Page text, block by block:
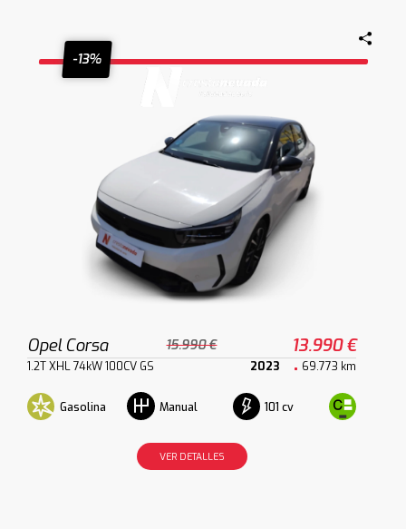
-13%
Opel Corsa 15.990 € 13.990 €
1.2T XHL 74kW 100CV GS 2023 69.773 km
Gasolina Manual 101 cv
VER DETALLES